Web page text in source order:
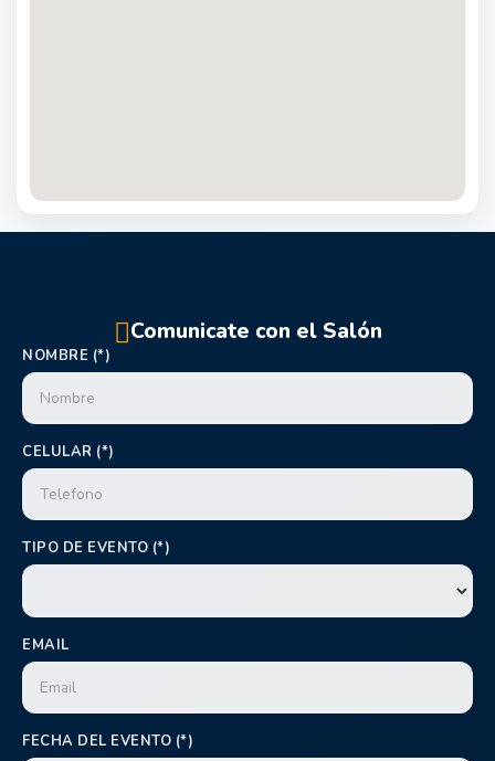
Comunicate con el Salón
NOMBRE (*)
CELULAR (*)
TIPO DE EVENTO (*)
EMAIL
FECHA DEL EVENTO (*)